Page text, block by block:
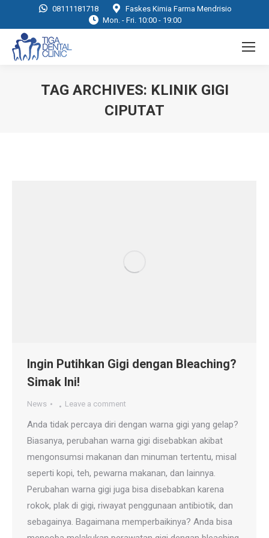
08111181718
Faskes Kimia Farma Mendrisio
Mon. - Fri. 10:00 - 19:00
TAG ARCHIVES: KLINIK GIGI
CIPUTAT
Ingin Putihkan Gigi dengan Bleaching?
Simak Ini!
News Leave a comment
Anda tidak percaya diri dengan warna gigi yang gelap?
Biasanya, perubahan warna gigi disebabkan akibat
mengonsumsi makanan dan minuman tertentu, misal
seperti kopi, teh, pewarna makanan, dan lainnya.
Perubahan warna gigi juga bisa disebabkan karena
rokok, plak di gigi, riwayat penggunaan antibiotik, dan
sebagainya. Bagaimana memperbaikinya? Anda bisa